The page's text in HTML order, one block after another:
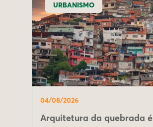
URBANISMO
04/08/2026
Arquitetura da quebrada é